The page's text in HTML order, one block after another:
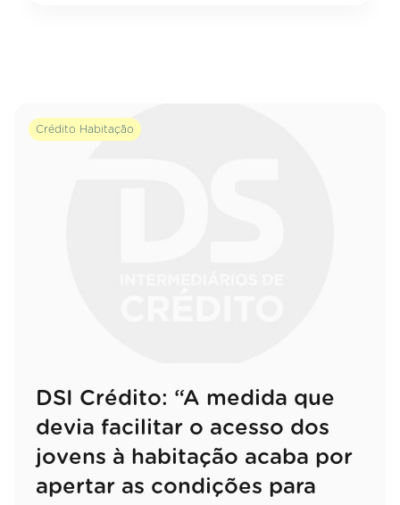
Crédito Habitação
DSI Crédito: “A medida que
devia facilitar o acesso dos
jovens à habitação acaba por
apertar as condições para